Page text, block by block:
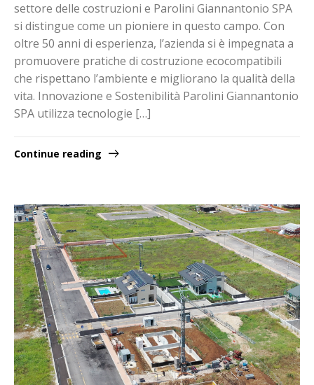
settore delle costruzioni e Parolini Giannantonio SPA
si distingue come un pioniere in questo campo. Con
oltre 50 anni di esperienza, l’azienda si è impegnata a
promuovere pratiche di costruzione ecocompatibili
che rispettano l’ambiente e migliorano la qualità della
vita. Innovazione e Sostenibilità Parolini Giannantonio
SPA utilizza tecnologie […]
Continue reading